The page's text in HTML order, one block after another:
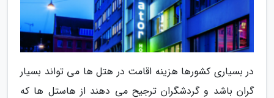
در بسیاری کشورها هزینه اقامت در هتل ها می تواند بسیار
گران باشد و گردشگران ترجیح می دهند از هاستل ها که